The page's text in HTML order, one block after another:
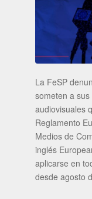
La FeSP
someten a
audiovisuales
Reglamento
Medios de
inglés
aplicarse en
desde agosto